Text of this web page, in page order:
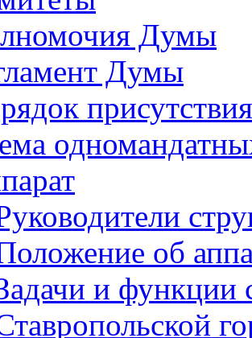
Думы
Думы
об
и функции